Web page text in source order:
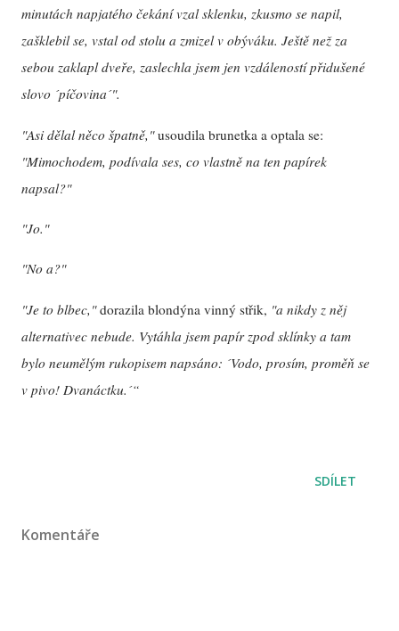
minutách napjatého čekání vzal sklenku, zkusmo se napil,
zašklebil se, vstal od stolu a zmizel v obýváku. Ještě než za
sebou zaklapl dveře, zaslechla jsem jen vzdáleností přidušené
slovo ´píčovina´".
"Asi dělal něco špatně,"usoudila brunetka a optala se:
"Mimochodem, podívala ses, co vlastně na ten papírek
napsal?"
"Jo."
"No a?"
"Je to blbec,"dorazila blondýna vinný střik, "a nikdy z něj
alternativec nebude. Vytáhla jsem papír zpod sklínky a tam
bylo neumělým rukopisem napsáno: ´Vodo, prosím, proměň se
v pivo! Dvanáctku.´“
SDÍLET
Komentáře